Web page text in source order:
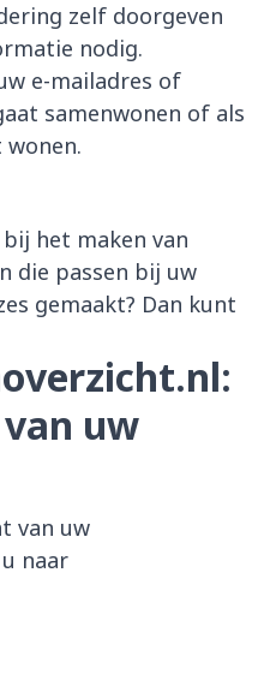
zelf doorgeven
nodig.
e-mailadres of
samenwonen of als
het maken van
die passen bij uw
gemaakt? Dan kunt
uw
van uw
naar